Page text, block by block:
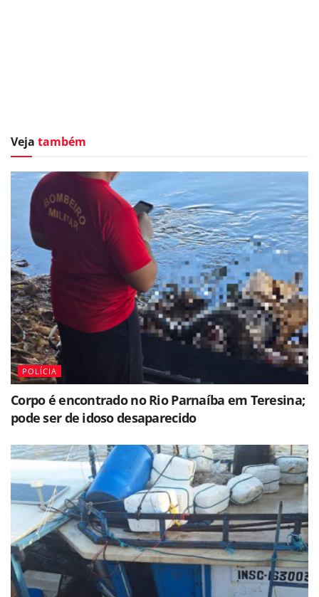
Veja também
POLÍCIA
Corpo é encontrado no Rio Parnaíba em Teresina;
pode ser de idoso desaparecido